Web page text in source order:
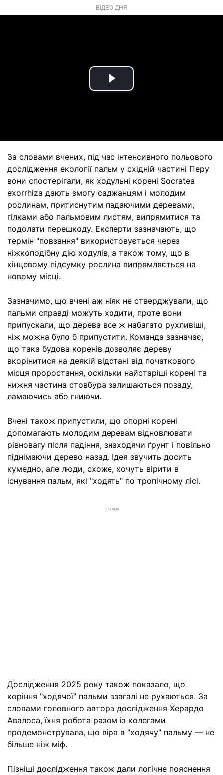
ВІДЕО ДНЯ
Play
За словами вчених, під час інтенсивного польового
дослідження екології пальм у східній частині Перу
вони спостерігали, як ходульні корені Socratea
exorrhiza дають змогу саджанцям і молодим
рослинам, притиснутим падаючими деревами,
гілками або пальмовим листям, випрямитися та
подолати перешкоду. Експерти зазначають, що
термін "повзання" використовується через
ніжкоподібну дію ходулів, а також тому, що в
кінцевому підсумку рослина випрямляється на
новому місці.
Зазначимо, що вчені аж ніяк не стверджували, що
пальми справді можуть ходити, проте вони
припускали, що дерева все ж набагато рухливіші,
ніж можна було б припустити. Команда зазначає,
що така будова коренів дозволяє дереву
вкорінитися на деякій відстані від початкового
місця проростання, оскільки найстаріші корені та
нижня частина стовбура залишаються позаду,
ламаючись або гниючи.
Вчені також припустили, що опорні корені
допомагають молодим деревам відновлювати
рівновагу після падіння, знаходячи ґрунт і повільно
піднімаючи дерево назад. Ідея звучить досить
кумедно, але люди, схоже, хочуть вірити в
існування пальм, які "ходять" по тропічному лісі.
РЕКЛАМА
Дослідження 2025 року також показало, що
коріння "ходячої" пальми взагалі не рухаються. За
словами головного автора дослідження Херардо
Авалоса, їхня робота разом із колегами
продемонструвала, що віра в "ходячу" пальму — не
більше ніж міф.
Пізніші дослідження також дали логічне пояснення